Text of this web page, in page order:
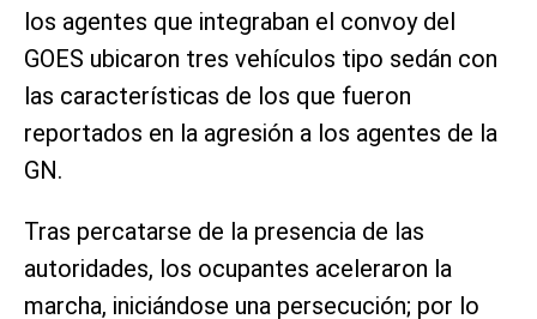
los agentes que integraban el convoy del
GOES ubicaron tres vehículos tipo sedán con
las características de los que fueron
reportados en la agresión a los agentes de la
GN.
Tras percatarse de la presencia de las
autoridades, los ocupantes aceleraron la
marcha, iniciándose una persecución; por lo